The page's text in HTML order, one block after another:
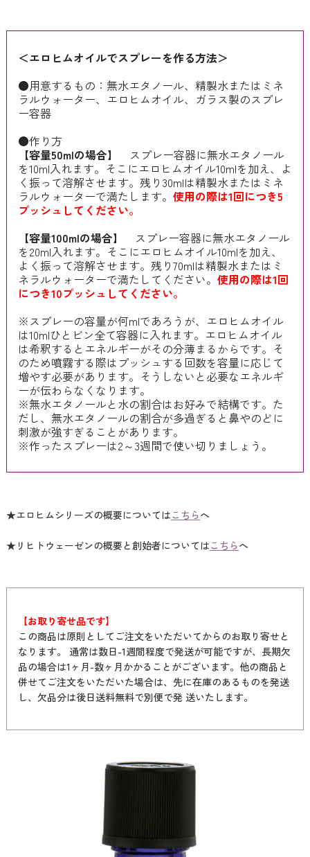
＜エロヒムオイルでスプレーを作る方法＞
●用意するもの：無水エタノール、精製水またはミネ
ラルウォーター、エロヒムオイル、ガラス製のスプレ
ー容器
●作り方
【容量50mlの場合】 スプレー容器に無水エタノール
を10ml入れます。そこにエロヒムオイル10mlを加え、よ
く振って溶解させます。残り30mlは精製水またはミネ
ラルウォーターで満たします。 使用の際は1回につき5
プッシュしてください。
【容量100mlの場合】
スプレー容器に無水エタノール
を20ml入れます。そこにエロヒムオイル10mlを加え、
よく振って溶解させます。残り70mlは精製水またはミ
ネラルウォーターで満たしてください。 使用の際は1回
につき10プッシュしてください。
※スプレーの容量が何mlであろうが、エロヒムオイル
は10mlひとビン全て容器に入れます。エロヒムオイル
は希釈するとエネルギーがその分薄まるからです。そ
のため噴霧する際はプッシュする回数を容量に応じて
増やす必要があります。そうしないと必要なエネルギ
ーが伝わらなくなります。
※無水エタノールと水の割合はお好みで結構です。た
だし、無水エタノールの割合が多過ぎると鼻やのどに
刺激が強すぎることがあります。
※作ったスプレーは2～3週間で使い切りましょう。
★エロヒムシリーズの概要についてはこちらへ
★リヒトウェーゼンの概要と創始者についてはこちらへ
【お取り寄せ品です】
この商品は原則としてご注文をいただいてからのお取り寄せと
なります。 通常は数日-1週間程度で発送が可能ですが、長期欠
品の場合は1ヶ月-数ヶ月かかることがございます。他の商品と
併せてご注文をいただいた場合は、先に在庫のあるものを発送
し、欠品分は後日送料無料で別便で発 送いたします。